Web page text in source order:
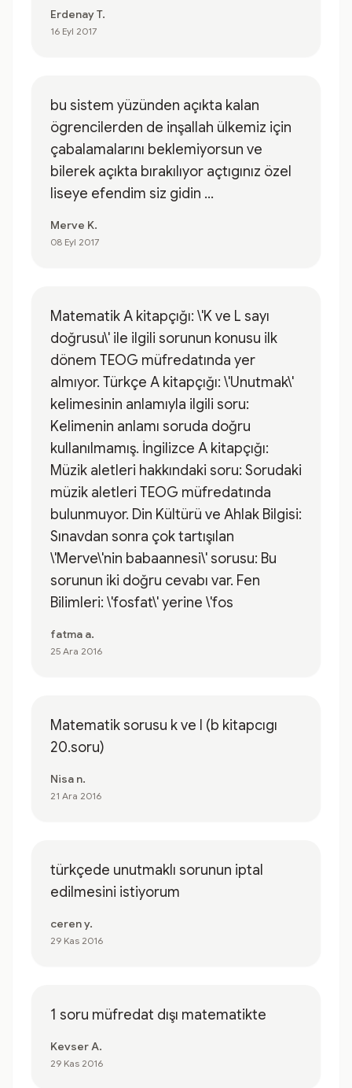
Erdenay T.
16 Eyl 2017
bu sistem yüzünden açıkta kalan
ögrencilerden de inşallah ülkemiz için
çabalamalarını beklemiyorsun ve
bilerek açıkta bırakılıyor açtıgınız özel
liseye efendim siz gidin ...
Merve K.
08 Eyl 2017
Matematik A kitapçığı: \'K ve L sayı
doğrusu\' ile ilgili sorunun konusu ilk
dönem TEOG müfredatında yer
almıyor. Türkçe A kitapçığı: \'Unutmak\'
kelimesinin anlamıyla ilgili soru:
Kelimenin anlamı soruda doğru
kullanılmamış. İngilizce A kitapçığı:
Müzik aletleri hakkındaki soru: Sorudaki
müzik aletleri TEOG müfredatında
bulunmuyor. Din Kültürü ve Ahlak Bilgisi:
Sınavdan sonra çok tartışılan
\'Merve\'nin babaannesi\' sorusu: Bu
sorunun iki doğru cevabı var. Fen
Bilimleri: \'fosfat\' yerine \'fos
fatma a.
25 Ara 2016
Matematik sorusu k ve l (b kitapcıgı
20.soru)
Nisa n.
21 Ara 2016
türkçede unutmaklı sorunun iptal
edilmesini istiyorum
ceren y.
29 Kas 2016
1 soru müfredat dışı matematikte
Kevser A.
29 Kas 2016